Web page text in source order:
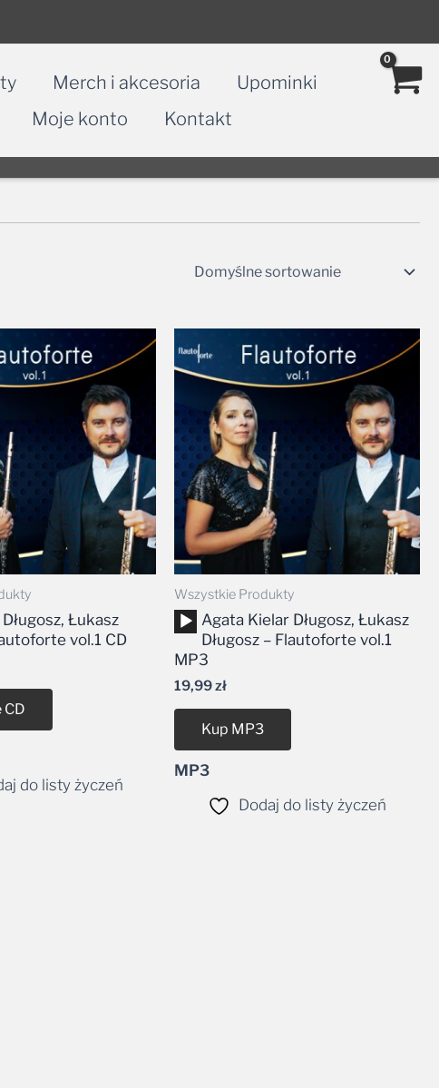
Merch i akcesoria
Upominki
Moje konto Kontakt
Łukasz
vol.1 CD
CD
do listy życzeń
Wszystkie Produkty
Odtwarzacz
plików
dźwiękowych
Agata Kielar Długosz, Łukasz
Długosz – Flautoforte vol.1
MP3
19,99zł
Kup MP3
MP3
Dodaj do listy życzeń